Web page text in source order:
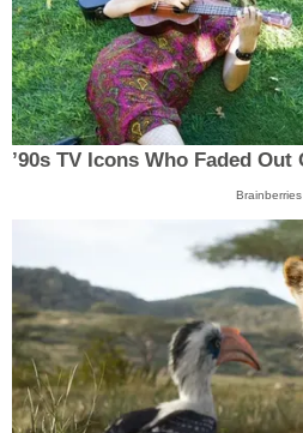
’90s TV Icons Who Faded
Brainberries